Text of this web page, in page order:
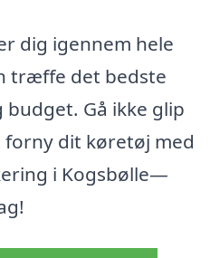
dig igennem hele
træffe det bedste
Gå ikke glip
dit køretøj med
i Kogsbølle—